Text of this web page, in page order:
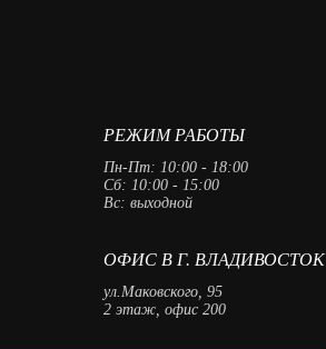
РЕЖИМ РАБОТЫ
Пн-Пт: 10:00 - 18:00
Сб: 10:00 - 15:00
Вс: выходной
ОФИС В Г. ВЛАДИВОСТОК
ул.Маковского, 95
2 этаж, офис 200